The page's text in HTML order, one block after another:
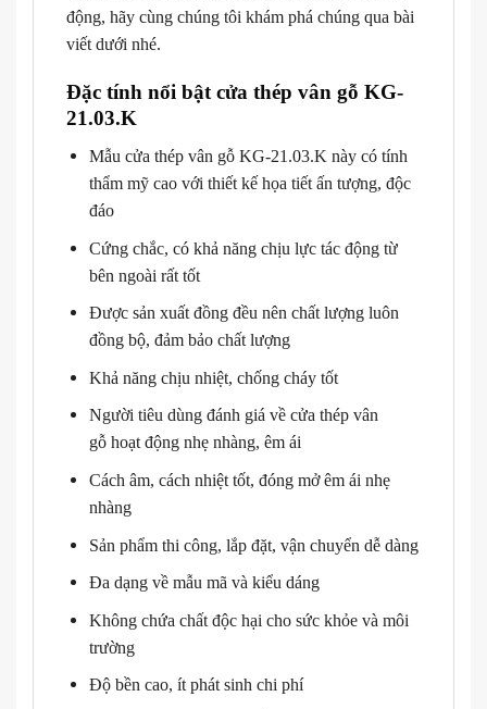
động, hãy cùng chúng tôi khám phá chúng qua bài
viết dưới nhé.
Đặc tính nổi bật cửa thép vân gỗ KG-
21.03.K
Mẫu cửa thép vân gỗ KG-21.03.K này có tính
thẩm mỹ cao với thiết kế họa tiết ấn tượng, độc
đáo
Cứng chắc, có khả năng chịu lực tác động từ
bên ngoài rất tốt
Được sản xuất đồng đều nên chất lượng luôn
đồng bộ, đảm bảo chất lượng
Khả năng chịu nhiệt, chống cháy tốt
Người tiêu dùng đánh giá về cửa thép vân
gỗ hoạt động nhẹ nhàng, êm ái
Cách âm, cách nhiệt tốt, đóng mở êm ái nhẹ
nhàng
Sản phẩm thi công, lắp đặt, vận chuyển dễ dàng
Đa dạng về mẫu mã và kiểu dáng
Không chứa chất độc hại cho sức khỏe và môi
trường
Độ bền cao, ít phát sinh chi phí